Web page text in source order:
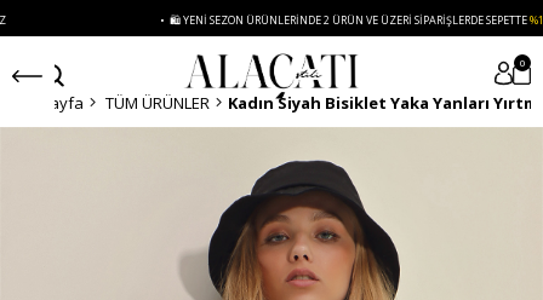
• 🛍️ YENI SEZON ÜRÜNLERINDE 2 ÜRÜN VE ÜZERI SIPARIŞLERDE SEPETTE%15 İNDIRIM
0
Anasayfa TÜM ÜRÜNLER